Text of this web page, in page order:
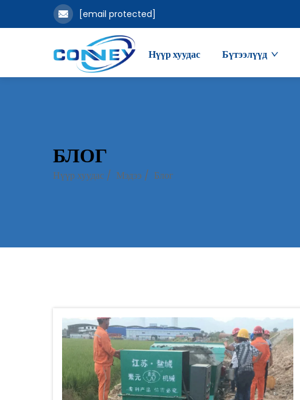
[email protected]
Нүүр хуудас Бүтээлүүд
БЛОГ
Нүүр хуудас / Мэдээ / Блог